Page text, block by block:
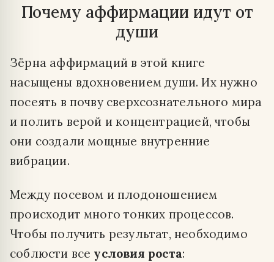
Почему аффирмации идут от
души
Зёрна аффирмаций в этой книге
насыщены вдохновением души. Их нужно
посеять в почву сверхсознательного мира
и полить верой и концентрацией, чтобы
они создали мощные внутренние
вибрации.
Между посевом и плодоношением
происходит много тонких процессов.
Чтобы получить результат, необходимо
соблюсти все условия роста: